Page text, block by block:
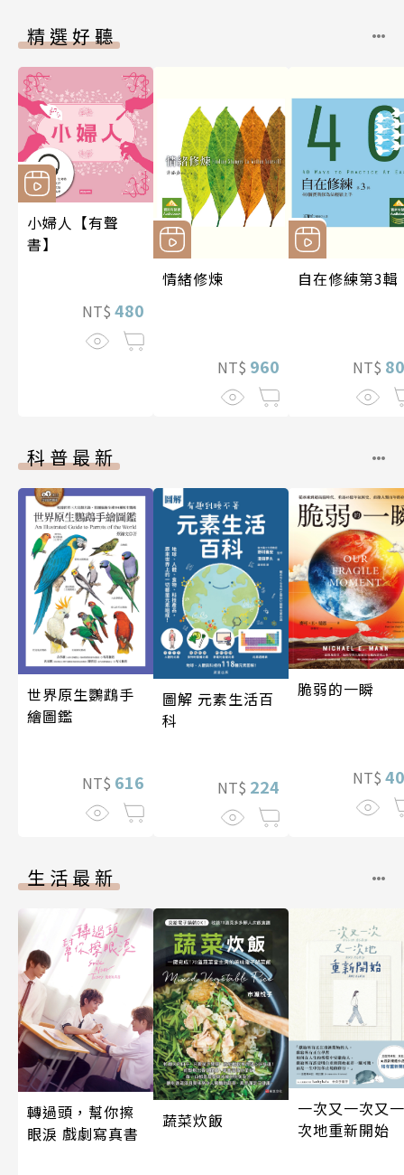
精選好聽
小婦人【有聲
書】
NT$ 480
情緒修煉
NT$ 960
自在修練第3輯
NT$
科普最新
世界原生鸚鵡手
繪圖鑑
NT$ 616
圖解 元素生活百
科
NT$ 224
脆弱的一瞬
NT$
生活最新
轉過頭，幫你擦
眼淚 戲劇寫真書
蔬菜炊飯
一次又一次又一
次地重新開始